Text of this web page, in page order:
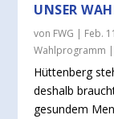
UNSER
von FWG | Feb.
Wahlprogramm |
Hüttenberg
deshalb
gesundem